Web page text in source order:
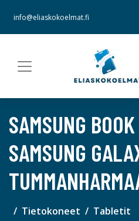
info@eliaskokoelmat.fi
SAMSUNG
SAMSUNG
Tietokoneet Tabletit